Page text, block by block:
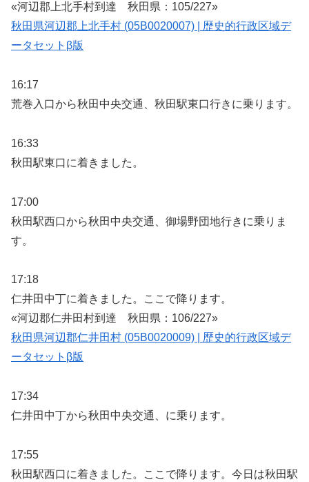
«河辺郡上北手村到達 秋田県：105/227»
秋田県河辺郡上北手村 (05B0020007) | 歴史的行政区域デ
ータセットβ版
16:17
荒巻入口から秋田中央交通、秋田駅東口行きに乗ります。
16:33
秋田駅東口に着きました。
17:00
秋田駅西口から秋田中央交通、御場野団地行きに乗りま
す。
17:18
仁井田中丁に着きました。ここで降ります。
«河辺郡仁井田村到達 秋田県：106/227»
秋田県河辺郡仁井田村 (05B0020009) | 歴史的行政区域デ
ータセットβ版
17:34
仁井田中丁から秋田中央交通、に乗ります。
17:55
秋田駅西口に着きました。ここで降ります。今日は秋田駅